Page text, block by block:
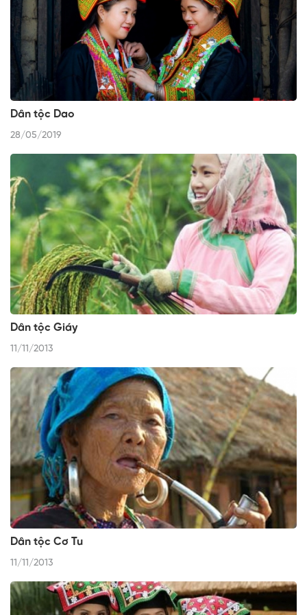
Dân tộc Dao
28/05/2019
Dân tộc Giáy
11/11/2013
Dân tộc Cơ Tu
11/11/2013